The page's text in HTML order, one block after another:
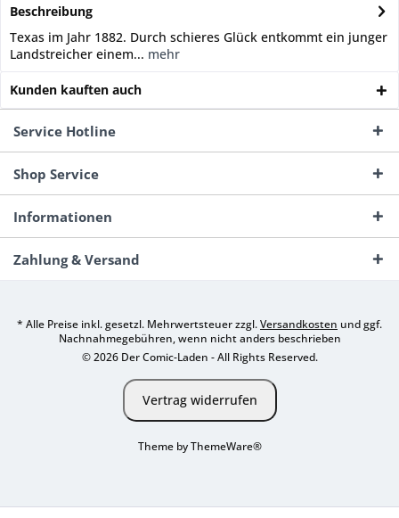
Beschreibung
Texas im Jahr 1882. Durch schieres Glück entkommt ein junger
Landstreicher einem... mehr
Kunden kauften auch
Service Hotline
Shop Service
Informationen
Zahlung & Versand
* Alle Preise inkl. gesetzl. Mehrwertsteuer zzgl.Versandkosten und ggf.
Nachnahmegebühren, wenn nicht anders beschrieben
© 2026 Der Comic-Laden - All Rights Reserved.
Vertrag widerrufen
Theme byThemeWare®